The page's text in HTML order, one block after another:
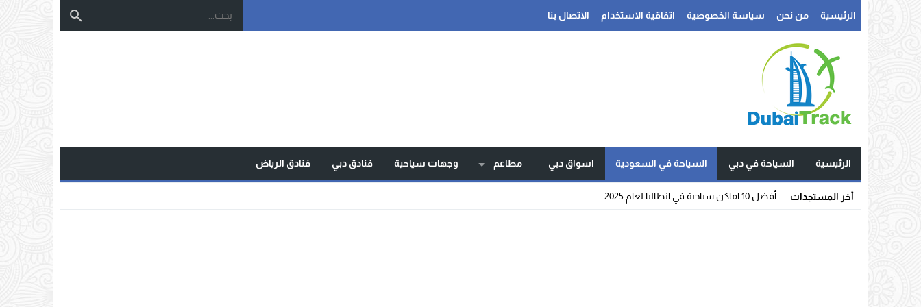
الرئيسية من نحن سياسة الخصوصية اتفاقية الاستخدام الاتصال بنا
الرئيسية السياحة في دبي السياحة في السعودية اسواق دبي مطاعم وجهات سياحية فنادق دبي فنادق الرياض
أخر المستجدات أفضل 10 اماكن سياحية في انطاليا لعام 2025